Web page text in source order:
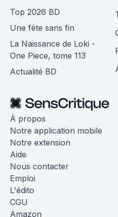
Top 2026 BD
Une fête sans fin
La Naissance de Loki -
One Piece, tome 113
Actualité BD
À propos
Notre application mobile
Notre extension
Aide
Nous contacter
Emploi
L'édito
CGU
Amazon